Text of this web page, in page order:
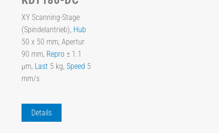
XY Scanning-Stage
(Spindelantrieb), Hub
50 x 50 mm, Apertur
90 mm, Repro ± 1.1
µm, Last 5 kg, Speed 5
mm/s
Details